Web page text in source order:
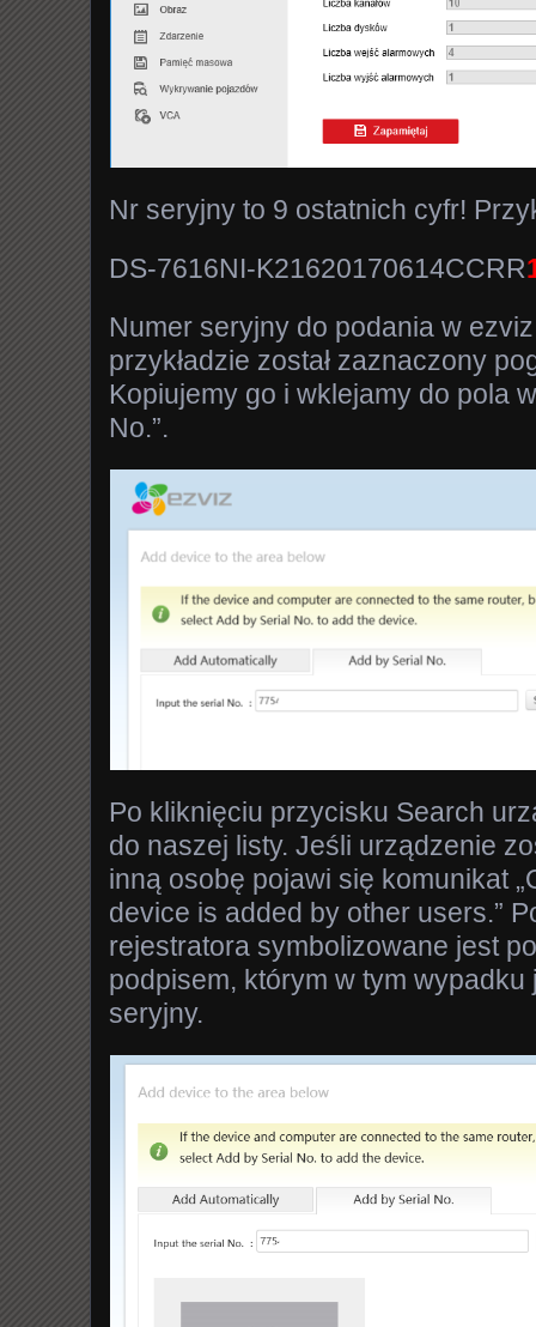
Nr seryjny to 9 ostatnich cyfr!
DS-7616NI-K21620170614CCRR
Numer seryjny do podania w
przykładzie został zaznaczony
Kopiujemy go i wklejamy do pola
No.”.
Po kliknięciu przycisku Search
do naszej listy. Jeśli urządzenie
inną osobę pojawi się komunikat
device is added by other users.”
rejestratora symbolizowane jest
podpisem, którym w tym
seryjny.